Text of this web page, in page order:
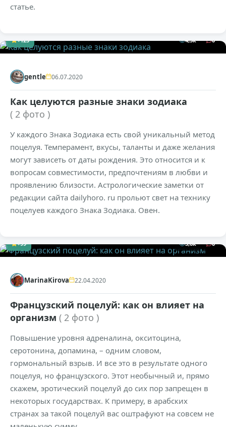
статье.
+125 4,3к 0
gentle 06.07.2020
Как целуются разные знаки зодиака
( 2 фото )
У каждого Знака Зодиака есть свой уникальный метод
поцелуя. Темперамент, вкусы, таланты и даже желания
могут зависеть от даты рождения. Это относится и к
вопросам совместимости, предпочтениям в любви и
проявлению близости. Астрологические заметки от
редакции сайта dailyhoro. ru прольют свет на технику
поцелуев каждого Знака Зодиака. Овен.
+99 3,6к 0
MarinaKirova 22.04.2020
Французский поцелуй: как он влияет на
организм ( 2 фото )
Повышение уровня адреналина, окситоцина,
серотонина, допамина, – одним словом,
гормональный взрыв. И все это в результате одного
поцелуя, но французского. Этот необычный и, прямо
скажем, эротический поцелуй до сих пор запрещен в
некоторых государствах. К примеру, в арабских
странах за такой поцелуй вас оштрафуют на совсем не